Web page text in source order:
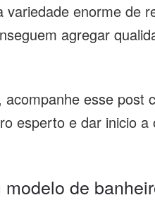
enorme de
agregar
esse post
esperto e dar inicio
de